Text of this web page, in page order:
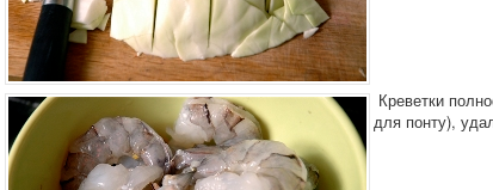
Креветки
для понту),